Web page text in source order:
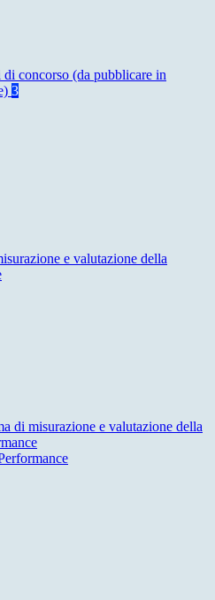
di concorso (da pubblicare in
3
e valutazione della
di misurazione e valutazione della